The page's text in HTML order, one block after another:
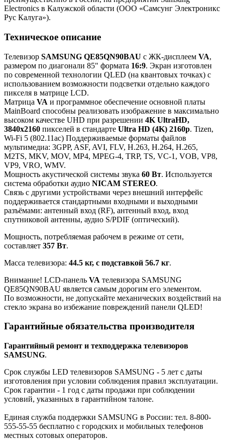
Electronics в Калужской области (ООО «Самсунг Электроникс
Рус Калуга»).
Техническое описание
Телевизор SAMSUNG QE85QN90BAU с ЖК-дисплеем VA,
размером по диагонали 85" формата 16:9. Экран изготовлен
по современной технологии QLED (на квантовых точках) с
использованием возможности подсветки отдельно каждого
пикселя в матрице LCD.
Матрица VA и программное обеспечение основной платы
MainBoard способны реализовать изображение в максимально
высоком качестве UHD при разрешении 4K UltraHD,
3840x2160 пикселей в стандарте Ultra HD (4K) 2160p. Tizen,
Wi-Fi 5 (802.11ac) Поддерживаемые форматы файлов
мультимедиа: 3GPP, ASF, AVI, FLV, H.263, H.264, H.265,
M2TS, MKV, MOV, MP4, MPEG-4, TRP, TS, VC-1, VOB, VP8,
VP9, VRO, WMV.
Мощность акустической системы звука 60 Вт. Используется
система обработки аудио NICAM STEREO.
Связь с другими устройствами через внешний интерфейс
поддерживается стандартными входными и выходными
разъёмами: антенный вход (RF), антенный вход, вход
спутниковой антенны, аудио S/PDIF (оптический).
Мощность, потребляемая рабочем в режиме от сети,
составляет 357 Вт.
Масса телевизора: 44.5 кг, с подставкой 56.7 кг.
Внимание! LCD-панель VA телевизора SAMSUNG
QE85QN90BAU является самым дорогим его элементом.
По возможности, не допускайте механических воздействий на
стекло экрана во избежание повреждений панели QLED!
Гарантийные обязательства производителя
Гарантийный ремонт и техподдержка телевизоров
SAMSUNG.
Срок службы LED телевизоров SAMSUNG - 5 лет с даты
изготовления при условии соблюдения правил эксплуатации.
Срок гарантии - 1 год с даты продажи при соблюдении
условий, указанных в гарантийном талоне.
Единая служба поддержки SAMSUNG в России: тел. 8-800-
555-55-55 бесплатно с городских и мобильных телефонов
местных сотовых операторов.